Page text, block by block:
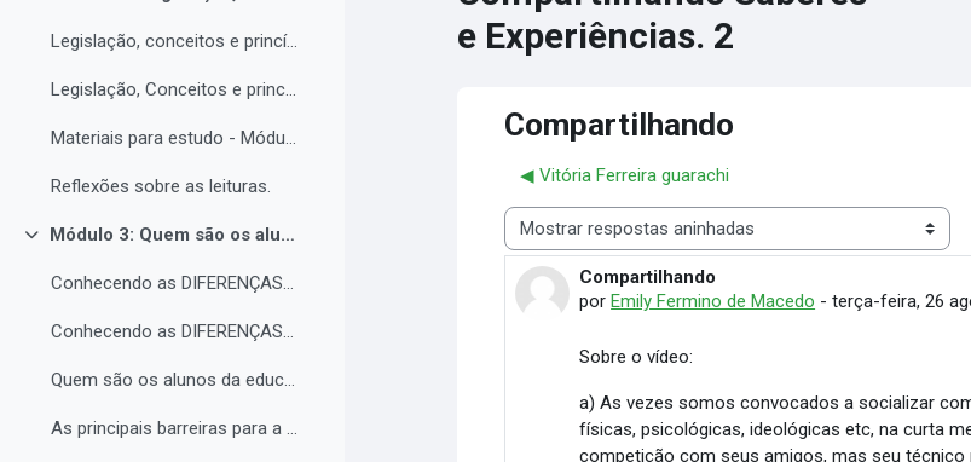
Contrair
Legislação, conceitos e princípios da educação inclusiva.
Legislação, Conceitos e princípios da educação inclusiva (parte 2)
Materiais para estudo - Módulo 2.
Reflexões sobre as leituras.
Contrair
Módulo 3: Quem são os alunos da educação inclusiva.
Conhecendo as DIFERENÇAS para promover a IGUALDADE com EQUIDADE.
Conhecendo as DIFERENÇAS para promover a IGUALDADE com EQUIDADE.
Quem são os alunos da educação inclusiva.
As principais barreiras para a inclusão.
e Experiências. 2
Compartilhando
◀︎ Vitória Ferreira guarachi
Modo de visualização
Compartilhando
porEmily Fermino de Macedo -terça-feira, 26
Número de respostas: 0
Sobre o vídeo:
a) As vezes somos convocados a socializar
físicas, psicológicas, ideológicas etc, na curta
competição com seus amigos, mas seu técnico